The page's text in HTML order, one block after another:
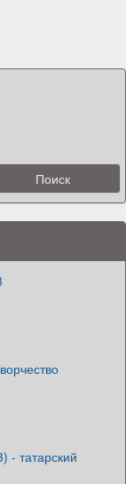
- татарский